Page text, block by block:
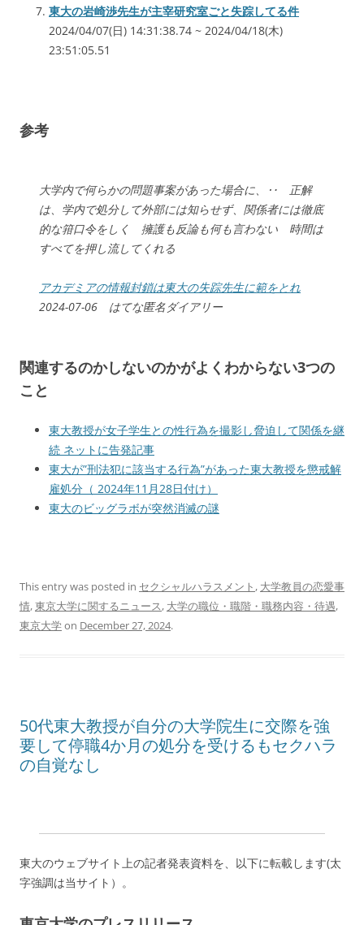
東大の岩崎渉先生が主宰研究室ごと失踪してる件
2024/04/07(日) 14:31:38.74 ~ 2024/04/18(木)
23:51:05.51
参考
大学内で何らかの問題事案があった場合に、‥ 正解
は、学内で処分して外部には知らせず、関係者には徹底
的な箝口令をしく 擁護も反論も何も言わない 時間は
すべてを押し流してくれる
アカデミアの情報封鎖は東大の失踪先生に範をとれ
2024-07-06 はてな匿名ダイアリー
関連するのかしないのかがよくわからない3つの
こと
東大教授が女子学生との性行為を撮影し脅迫して関係を継
続 ネットに告発記事
東大が”刑法犯に該当する行為”があった東大教授を懲戒解
雇処分（ 2024年11月28日付け）
東大のビッグラボが突然消滅の謎
This entry was posted in セクシャルハラスメント , 大学教員の恋愛事
情,東京大学に関するニュース, 大学の職位・職階・職務内容・待遇,
東京大学on December 27, 2024.
50代東大教授が自分の大学院生に交際を強
要して停職4か月の処分を受けるもセクハラ
の自覚なし
東大のウェブサイト上の記者発表資料を、以下に転載します(太
字強調は当サイト）。